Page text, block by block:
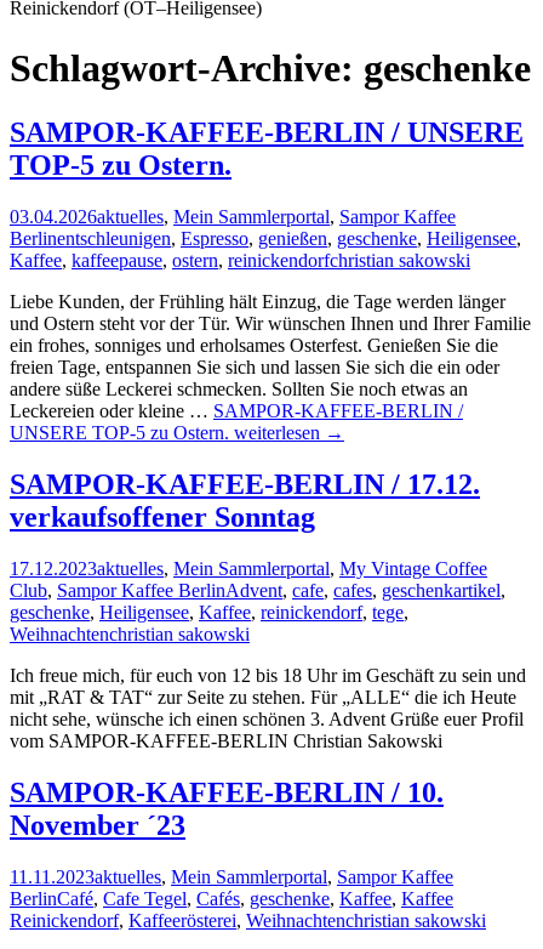
Reinickendorf (OT–Heiligensee)
Schlagwort-Archive: geschenke
SAMPOR-KAFFEE-BERLIN / UNSERE
TOP-5 zu Ostern.
03.04.2026aktuelles, Mein Sammlerportal, Sampor Kaffee
Berlinentschleunigen, Espresso, genießen, geschenke, Heiligensee,
Kaffee, kaffeepause, ostern, reinickendorfchristian sakowski
Liebe Kunden, der Frühling hält Einzug, die Tage werden länger
und Ostern steht vor der Tür. Wir wünschen Ihnen und Ihrer Familie
ein frohes, sonniges und erholsames Osterfest. Genießen Sie die
freien Tage, entspannen Sie sich und lassen Sie sich die ein oder
andere süße Leckerei schmecken. Sollten Sie noch etwas an
Leckereien oder kleine … SAMPOR-KAFFEE-BERLIN /
UNSERE TOP-5 zu Ostern. weiterlesen →
SAMPOR-KAFFEE-BERLIN / 17.12.
verkaufsoffener Sonntag
17.12.2023aktuelles, Mein Sammlerportal, My Vintage Coffee
Club, Sampor Kaffee BerlinAdvent, cafe, cafes, geschenkartikel,
geschenke, Heiligensee, Kaffee, reinickendorf, tege,
Weihnachtenchristian sakowski
Ich freue mich, für euch von 12 bis 18 Uhr im Geschäft zu sein und
mit „RAT & TAT“ zur Seite zu stehen. Für „ALLE“ die ich Heute
nicht sehe, wünsche ich einen schönen 3. Advent Grüße euer Profil
vom SAMPOR-KAFFEE-BERLIN Christian Sakowski
SAMPOR-KAFFEE-BERLIN / 10.
November ´23
11.11.2023aktuelles, Mein Sammlerportal, Sampor Kaffee
BerlinCafé, Cafe Tegel, Cafés, geschenke, Kaffee, Kaffee
Reinickendorf, Kaffeerösterei, Weihnachtenchristian sakowski